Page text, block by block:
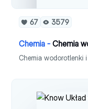
67 3579
Chemia - Chemia
Chemia wodorotlenki